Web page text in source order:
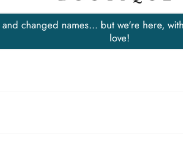
changed names... but we're here,
love!